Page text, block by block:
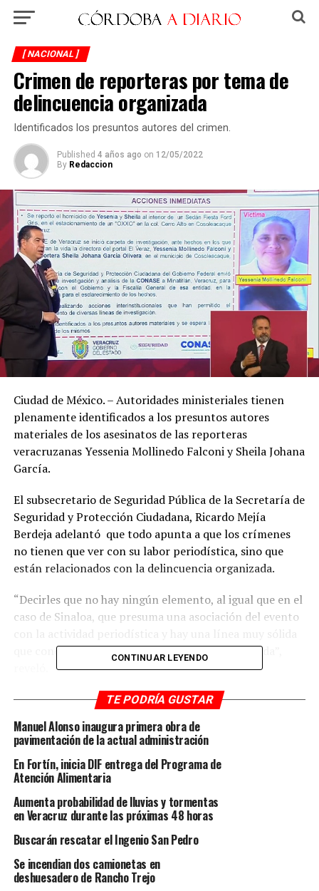
[ NACIONAL ]
Crimen de reporteras por tema de
delincuencia organizada
Identificados los presuntos autores del crimen.
Published 4 años ago on 12/05/2022
By Redaccion
Ciudad de México. – Autoridades ministeriales tienen
plenamente identificados a los presuntos autores
materiales de los asesinatos de las reporteras
veracruzanas Yessenia Mollinedo Falconi y Sheila Johana
García.
El subsecretario de Seguridad Pública de la Secretaría de
Seguridad y Protección Ciudadana, Ricardo Mejía
Berdeja adelantó que todo apunta a que los crímenes
no tienen que ver con su labor periodística, sino que
están relacionados con la delincuencia organizada.
“Decirles que no hay ningún elemento, al igual que en el
caso de Sinaloa, que presuma una asociación del evento
que conduce a un tema de delincuencia organizada”,
Durante la conferencia mañanera del Presidente, el
detención de los presuntos autores materiales.
Indicó que al igual que en el caso del reportero
asesinado en Culiacán, no quieren alertar a los
perpetradores, “pero están identificados plenamente”.
crimen, la Secretaría de Seguridad Rosa Icela Rodríguez
estableció comunicación con el gobernador Cuitláhuac
García Jiménez.
CONTINUAR LEYENDO
TE PODRÍA GUSTAR
Manuel Alonso inaugura primera obra de
pavimentación de la actual administración
En Fortín, inicia DIF entrega del Programa de
Atención Alimentaria
Aumenta probabilidad de lluvias y tormentas
en Veracruz durante las próximas 48 horas
Buscarán rescatar el Ingenio San Pedro
Se incendian dos camionetas en
deshuesadero de Rancho Trejo